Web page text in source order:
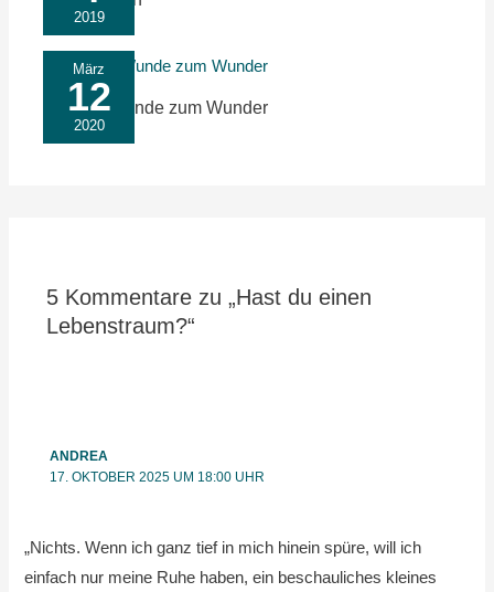
2019
März
12
2020
Von der Wunde zum Wunder
5 Kommentare zu „Hast du einen
Lebenstraum?“
ANDREA
17. OKTOBER 2025 UM 18:00 UHR
„Nichts. Wenn ich ganz tief in mich hinein spüre, will ich
einfach nur meine Ruhe haben, ein beschauliches kleines